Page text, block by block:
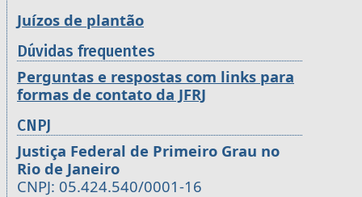
Juízos de plantão
Dúvidas frequentes
Perguntas e respostas com links para
formas de contato da JFRJ
CNPJ
Justiça Federal de Primeiro Grau no
Rio de Janeiro
CNPJ: 05.424.540/0001-16